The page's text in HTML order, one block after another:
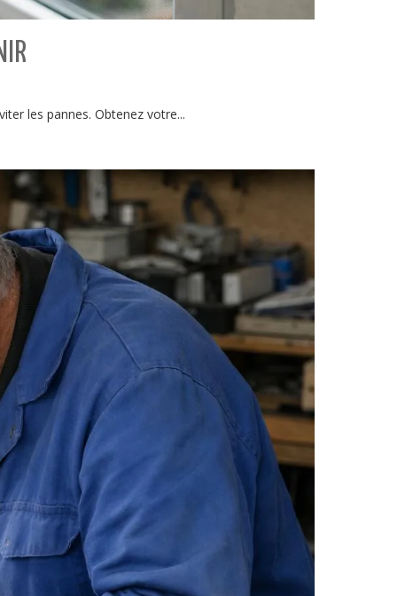
les pannes. Obtenez votre...